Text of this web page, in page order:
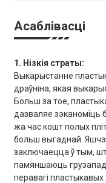
Асаблівасці
1. Нізкія страты:
Выкарыстанне
драўніна, якая
Больш за тое,
дазваляе
жа час кошт полых
больш выгаднай.
заключаецца ў тым,
памяншаюць
перавагі